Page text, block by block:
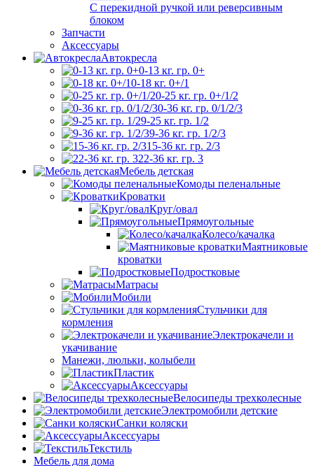
С перекидной ручкой или реверсивным
блоком
Запчасти
Аксессуары
Автокресла
0-13 кг. гр. 0+
0-18 кг. 0+/1
0-25 кг. гр. 0+/1/2
0-36 кг. гр. 0/1/2/3
9-25 кг. гр. 1/2
9-36 кг. гр. 1/2/3
15-36 кг. гр. 2/3
22-36 кг. гр. 3
Мебель детская
Комоды пеленальные
Кроватки
Круг/овал
Прямоугольные
Колесо/качалка
Маятниковые
кроватки
Подростковые
Матрасы
Мобили
Стульчики для
кормления
Электрокачели и
укачивание
Манежи, люльки, колыбели
Пластик
Аксессуары
Велосипеды трехколесные
Электромобили детские
Санки коляски
Аксессуары
Текстиль
Мебель для дома